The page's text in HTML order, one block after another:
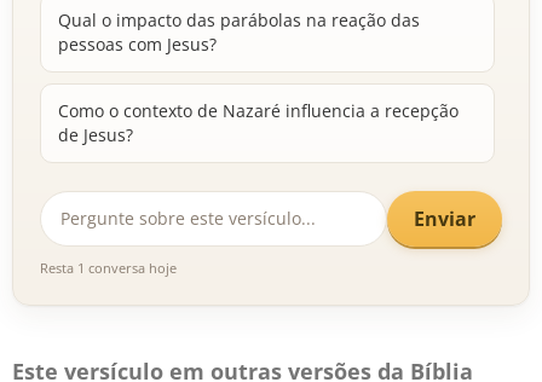
Qual o impacto das parábolas na reação das
pessoas com Jesus?
Como o contexto de Nazaré influencia a recepção
de Jesus?
Enviar
Resta 1 conversa hoje
Este versículo em outras versões da Bíblia